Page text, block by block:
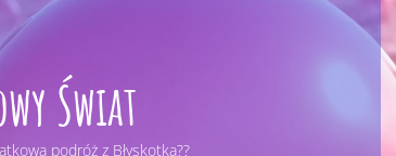
Świat
podróż z Błyskotką??